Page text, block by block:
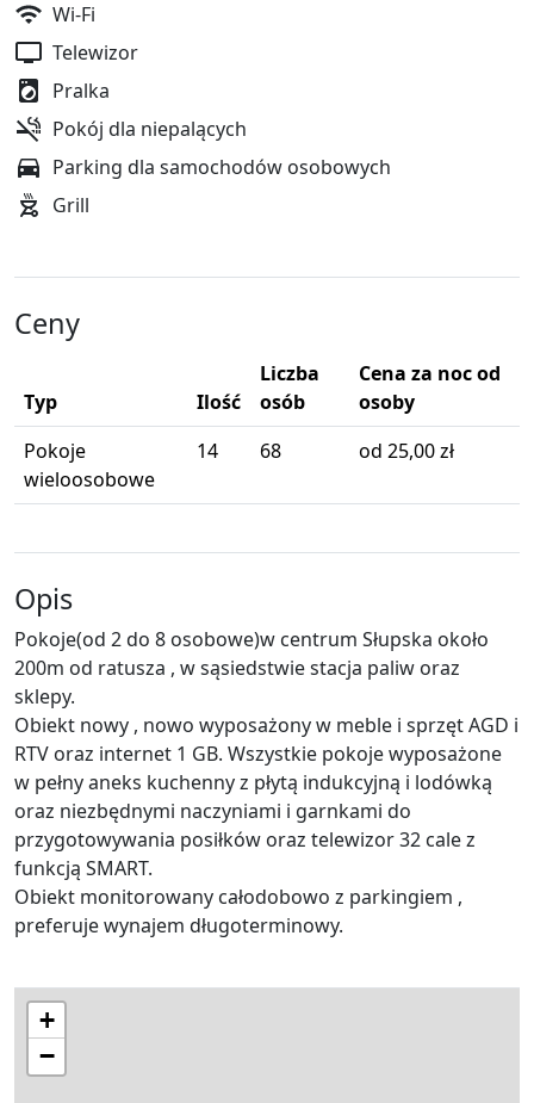
Wi-Fi
Telewizor
Pralka
Pokój dla niepalących
Parking dla samochodów osobowych
Grill
Ceny
Typ Ilość
Liczba
osób
Cena za noc od
osoby
Pokoje
wieloosobowe
14 68 od 25,00 zł
Opis
Pokoje(od 2 do 8 osobowe)w centrum Słupska około
200m od ratusza , w sąsiedstwie stacja paliw oraz
sklepy.
Obiekt nowy , nowo wyposażony w meble i sprzęt AGD i
RTV oraz internet 1 GB. Wszystkie pokoje wyposażone
w pełny aneks kuchenny z płytą indukcyjną i lodówką
oraz niezbędnymi naczyniami i garnkami do
przygotowywania posiłków oraz telewizor 32 cale z
funkcją SMART.
Obiekt monitorowany całodobowo z parkingiem ,
preferuje wynajem długoterminowy.
+
−